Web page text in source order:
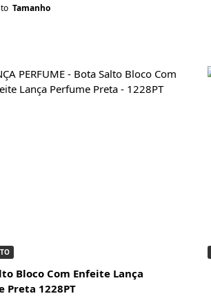
Tamanho
Bloco Com Enfeite Lança
Preta 1228PT